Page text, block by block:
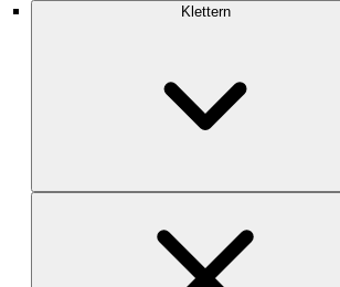
Klettern